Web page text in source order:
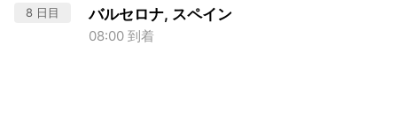
8 日目 バルセロナ, スペイン
08:00 到着